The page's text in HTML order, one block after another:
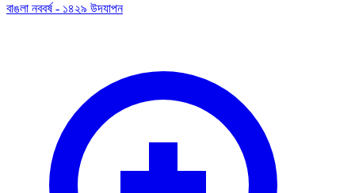
বাঙলা নববর্ষ - ১৪২৯ উদযাপন